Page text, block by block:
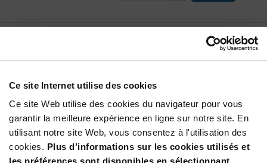
Ce site Internet utilise des cookies
Ce site Web utilise des cookies du navigateur pour vous
garantir la meilleure expérience en ligne sur notre site. En
utilisant notre site Web, vous consentez à l'utilisation des
cookies. Plus d’informations sur les cookies utilisés et
les préférences sont disponibles en sélectionnant
À partir de : $25.52 (USD)
I/O Module, OpenLine, digital input AC, 4.5-
Min : 1
Mult. de : 1
Quantité
More
Info
Increase
Button
Decrease